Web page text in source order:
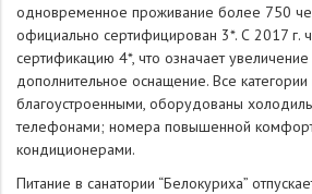
одновременное проживание более 750
официально сертифицирован 3*. С 2017 г.
сертификацию 4*, что означает
дополнительное оснащение. Все категории
благоустроенными, оборудованы
телефонами; номера повышенной
кондиционерами.
Питание в санатории “Белокуриха”